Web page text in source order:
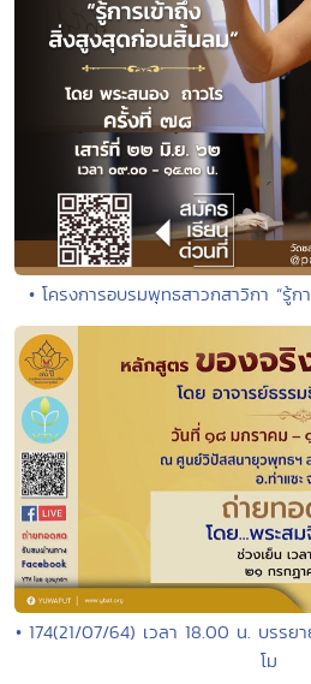
• โครงการอบรมพุทธสาวกสาวิกา “รู้
• 174(21/07/64) เวลา 18.00 น. บรร
โม